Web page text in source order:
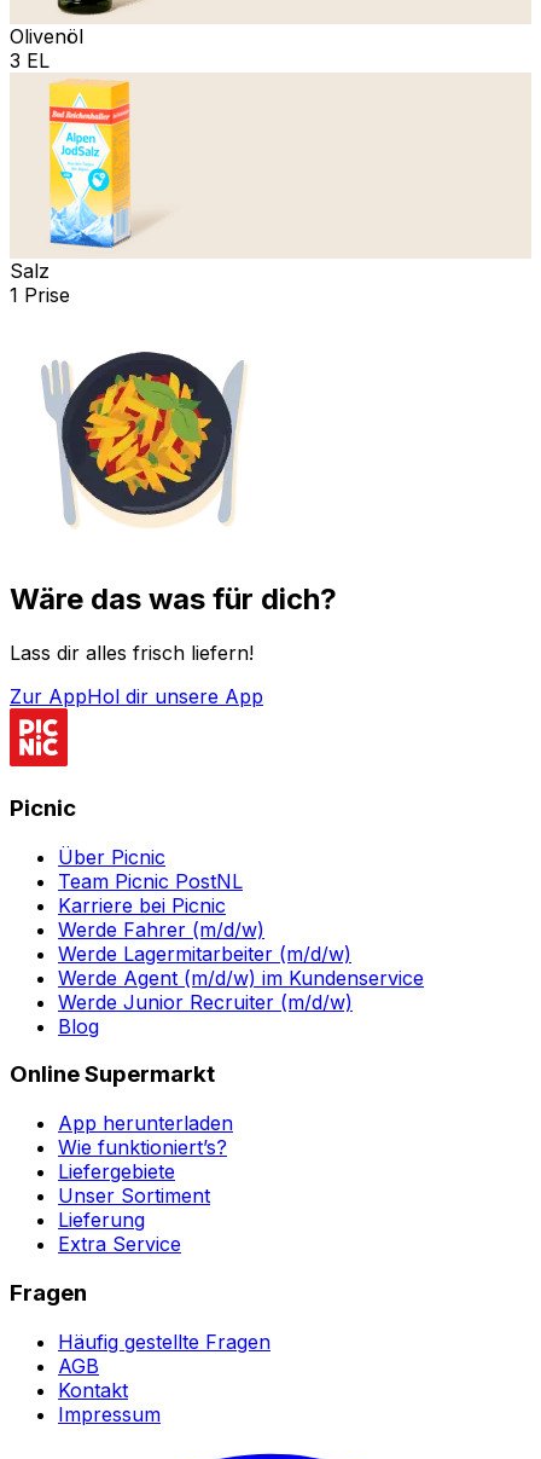
Olivenöl
3 EL
Salz
1 Prise
Wäre das was für dich?
Lass dir alles frisch liefern!
Zur AppHol dir unsere App
Picnic
Über Picnic
Team Picnic PostNL
Karriere bei Picnic
Werde Fahrer (m/d/w)
Werde Lagermitarbeiter (m/d/w)
Werde Agent (m/d/w) im Kundenservice
Werde Junior Recruiter (m/d/w)
Blog
Online Supermarkt
App herunterladen
Wie funktioniert’s?
Liefergebiete
Unser Sortiment
Lieferung
Extra Service
Fragen
Häufig gestellte Fragen
AGB
Kontakt
Impressum